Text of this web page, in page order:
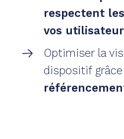
respectent
vos
Optimiser la
dispositif grâce